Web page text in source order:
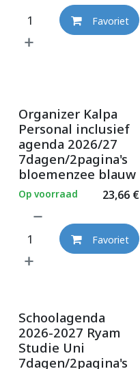
Favoriet
Organizer Kalpa
Personal inclusief
agenda 2026/27
7dagen/2pagina's
bloemenzee blauw
23,66€
Op voorraad
Favoriet
Schoolagenda
2026-2027 Ryam
Studie Uni
7dagen/2pagina's